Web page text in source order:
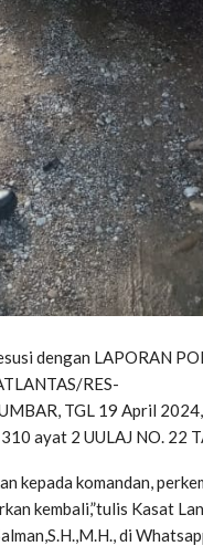
dengan LAPORAN
RES-
TGL 19 April
ayat 2 UULAJ NO. 22
kepada komandan,
kembali,”tulis Kasat
di